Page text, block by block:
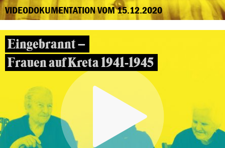
VIDEODOKUMENTATION VOM 15.12.2020
Eingebrannt –
Frauen auf Kreta 1941-1945